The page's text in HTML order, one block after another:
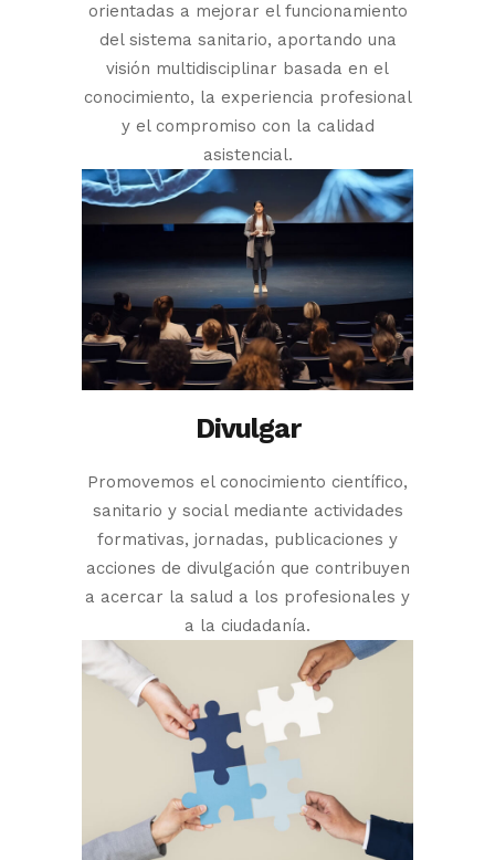
orientadas a mejorar el funcionamiento
del sistema sanitario, aportando una
visión multidisciplinar basada en el
conocimiento, la experiencia profesional
y el compromiso con la calidad
asistencial.
Divulgar
Promovemos el conocimiento científico,
sanitario y social mediante actividades
formativas, jornadas, publicaciones y
acciones de divulgación que contribuyen
a acercar la salud a los profesionales y
a la ciudadanía.